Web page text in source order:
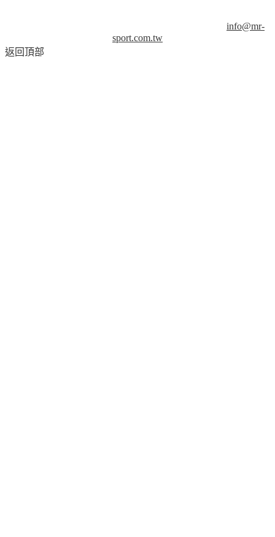
info@mr-
sport.com.tw
返回頂部